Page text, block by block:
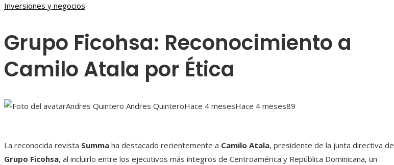
Inversiones y negocios
Grupo Ficohsa: Reconocimiento a
Camilo Atala por Ética
Andres Quintero Andres QuinteroHace 4 mesesHace 4 meses89
La reconocida revista Summa ha destacado recientemente a Camilo Atala, presidente de la junta directiva de
Grupo Ficohsa, al incluirlo entre los ejecutivos más íntegros de Centroamérica y República Dominicana, un